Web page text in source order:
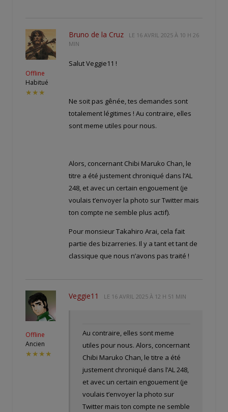
Offline
Habitué
★★★
Bruno de la Cruz LE 16 AVRIL 2025 À 10 H 26
MIN
Salut Veggie11 !
Ne soit pas gênée, tes demandes sont
totalement légitimes ! Au contraire, elles
sont meme utiles pour nous.
Alors, concernant Chibi Maruko Chan, le
titre a été justement chroniqué dans l’AL
248, et avec un certain engouement (je
voulais t’envoyer la photo sur Twitter mais
ton compte ne semble plus actif).
Pour monsieur Takahiro Arai, cela fait
partie des bizarreries. Il y a tant et tant de
classique que nous n’avons pas traité !
Offline
Ancien
★★★★
Veggie11 LE 16 AVRIL 2025 À 12 H 51 MIN
Au contraire, elles sont meme
utiles pour nous. Alors, concernant
Chibi Maruko Chan, le titre a été
justement chroniqué dans l’AL 248,
et avec un certain engouement (je
voulais t’envoyer la photo sur
Twitter mais ton compte ne semble